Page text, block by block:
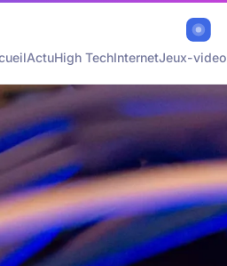
ActuHigh TechInternetJeux-video